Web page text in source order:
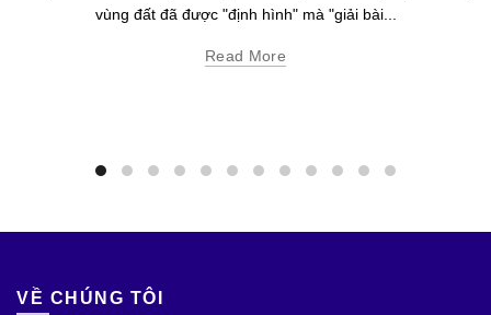
vùng đất đã được "định hình" mà "giải bài...
Read More
VỀ CHÚNG TÔI